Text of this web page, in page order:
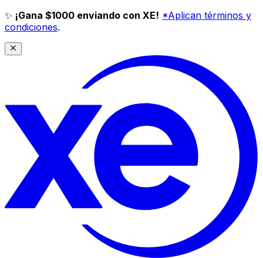
✨ ¡Gana $1000 enviando con XE! *Aplican términos y
condiciones.